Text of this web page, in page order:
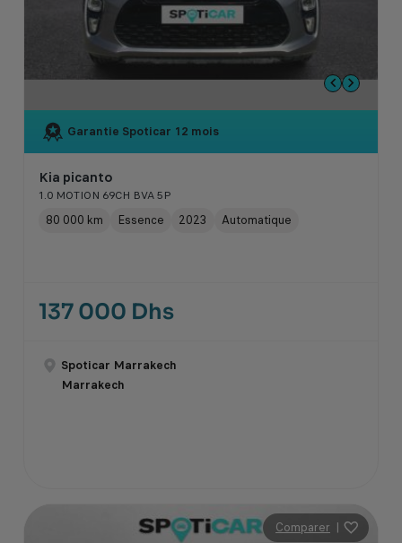
Garantie Spoticar 12 mois
Kia picanto
1.0 MOTION 69CH BVA 5P
80 000 km Essence 2023 Automatique
137 000 Dhs
Spoticar Marrakech
Marrakech
Comparer |